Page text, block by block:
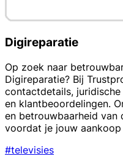
Digireparatie
Op zoek naar
Digireparatie? Bij
contactdetails,
en klantbeoordelingen.
en betrouwbaarheid van
voordat je jouw
#televisies